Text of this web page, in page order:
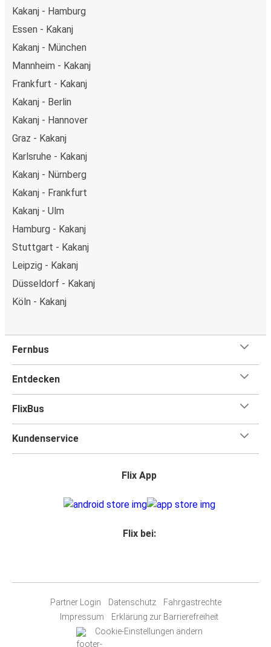
Kakanj - Hamburg
Essen - Kakanj
Kakanj - München
Mannheim - Kakanj
Frankfurt - Kakanj
Kakanj - Berlin
Kakanj - Hannover
Graz - Kakanj
Karlsruhe - Kakanj
Kakanj - Nürnberg
Kakanj - Frankfurt
Kakanj - Ulm
Hamburg - Kakanj
Stuttgart - Kakanj
Leipzig - Kakanj
Düsseldorf - Kakanj
Köln - Kakanj
Fernbus
Entdecken
FlixBus
Kundenservice
Flix App
Flix bei:
Partner Login Datenschutz
Fahrgastrechte
Impressum
Erklärung zur Barrierefreiheit
Cookie-Einstellungen ändern